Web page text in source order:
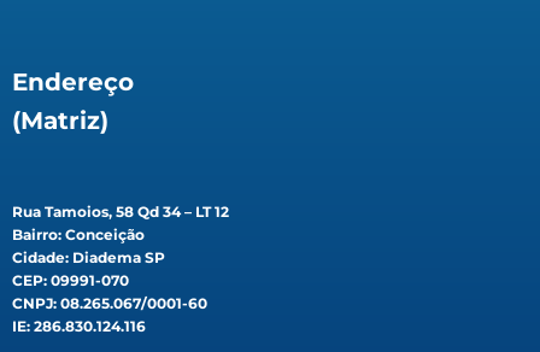
Endereço
(Matriz)
Rua Tamoios, 58 Qd 34 – LT 12
Bairro: Conceição
Cidade: Diadema SP
CEP: 09991-070
CNPJ: 08.265.067/0001-60
IE: 286.830.124.116